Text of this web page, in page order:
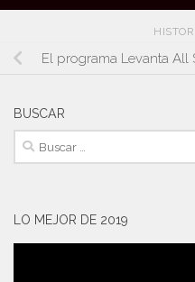
El programa Levanta All
BUSCAR
Buscar:
LO MEJOR DE 2019